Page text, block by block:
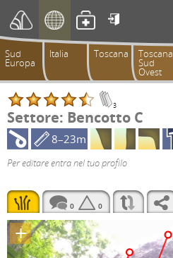

Sud
Europa
Italia Toscana Toscana
Sud
Ovest
3
Settore: Bencotto C
8–23m
Per editare entra nel tuo profilo
0 0
+